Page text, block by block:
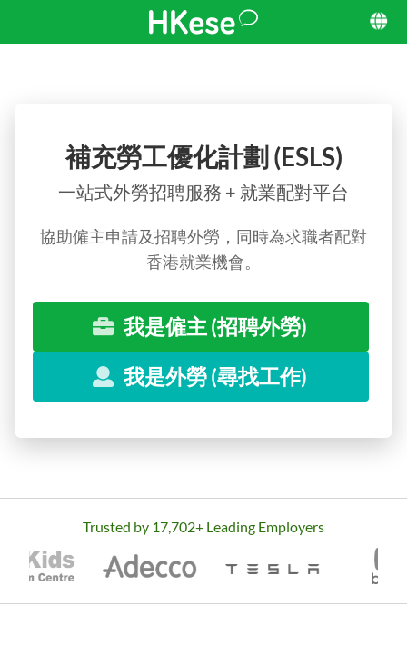
補充勞工優化計劃 (ESLS)
一站式外勞招聘服務 + 就業配對平台
協助僱主申請及招聘外勞，同時為求職者配對
香港就業機會。
我是僱主 (招聘外勞)
我是外勞 (尋找工作)
Trusted by 17,702+ Leading Employers